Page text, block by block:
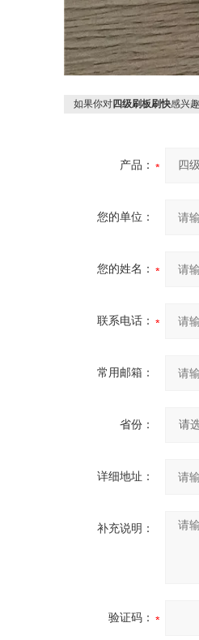
如果你对四级刷板刷快感兴
产品：
您的单位：
您的姓名：
联系电话：
常用邮箱：
省份：
详细地址：
补充说明：
验证码：